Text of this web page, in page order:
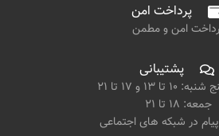
پرداخت امن
امن و مطمن
پشتیبانی
تا ۱۳ و ۱۷ تا ۲۱
جمعه: ۱۸ تا ۲۱
پیام در شبکه های اجتماعی